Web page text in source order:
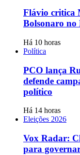
Flávio critica
Bolsonaro no
Há 10 horas
Política
PCO lança
defende
político
Há 14 horas
Eleições 2026
Vox Radar:
para